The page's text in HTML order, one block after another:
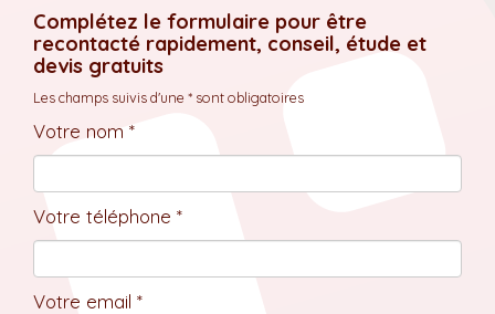
Complétez le formulaire pour être
recontacté rapidement, conseil, étude et
devis gratuits
Les champs suivis d'une * sont obligatoires
Votre nom *
Votre téléphone *
Votre email *